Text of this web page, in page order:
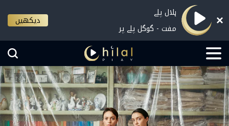
ہلال پلے
مفت - گوگل پلے پر
دیکھیں